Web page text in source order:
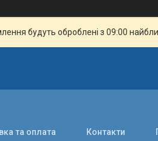
будуть оброблені з 09:00
та оплата Контакти